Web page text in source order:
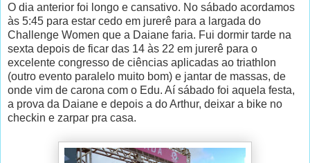
O dia anterior foi longo e cansativo. No sábado acordamos
às 5:45 para estar cedo em jurerê para a largada do
Challenge Women que a Daiane faria. Fui dormir tarde na
sexta depois de ficar das 14 às 22 em jurerê para o
excelente congresso de ciências aplicadas ao triathlon
(outro evento paralelo muito bom) e jantar de massas, de
onde vim de carona com o Edu. Aí sábado foi aquela festa,
a prova da Daiane e depois a do Arthur, deixar a bike no
checkin e zarpar pra casa.